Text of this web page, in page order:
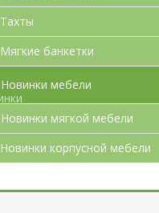
Тахты
Мягкие банкетки
Новинки мебели
Новинки мягкой мебели
Новинки корпусной мебели